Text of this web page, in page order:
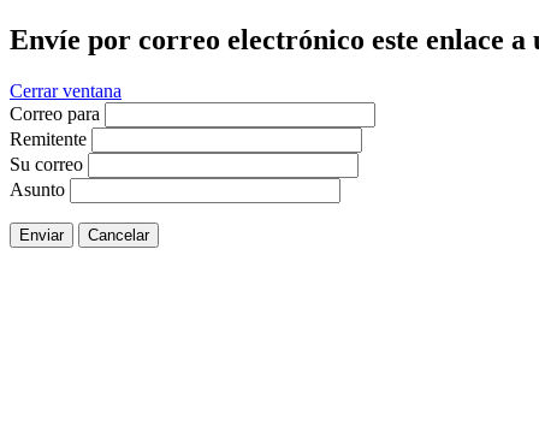
Envíe por correo electrónico este enlace a
Cerrar ventana
Correo para
Remitente
Su correo
Asunto
Enviar Cancelar